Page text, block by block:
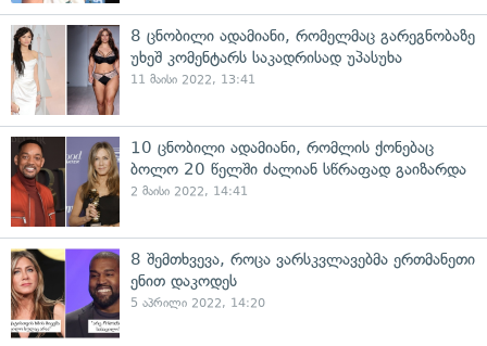
8 ცნობილი ადამიანი, რომელმაც გარეგნობაზე
უხეშ კომენტარს საკადრისად უპასუხა
11 მაისი 2022, 13:41
10 ცნობილი ადამიანი, რომლის ქონებაც
ბოლო 20 წელში ძალიან სწრაფად გაიზარდა
2 მაისი 2022, 14:41
8 შემთხვევა, როცა ვარსკვლავებმა ერთმანეთი
ენით დაკოდეს
5 აპრილი 2022, 14:20